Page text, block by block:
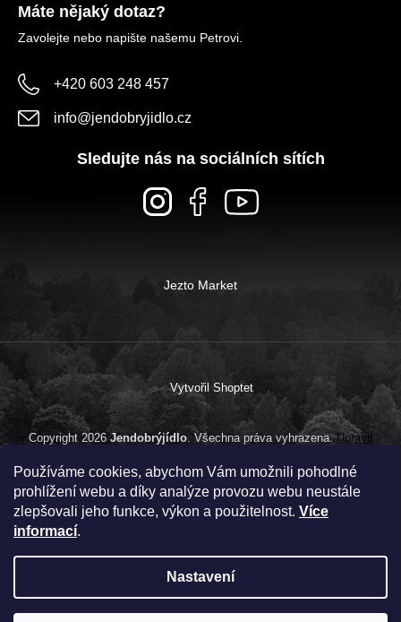
Používáme cookies, abychom Vám umožnili pohodlné
prohlížení webu a díky analýze provozu webu neustále
zlepšovali jeho funkce, výkon a použitelnost. Více
informací.
Nastavení
Máte nějaký dotaz?
Zavolejte nebo napište našemu Petrovi.
+420 603 248 457
info@jendobryjidlo.cz
Sledujte nás na sociálních sítích
Jezto Market
Vytvořil Shoptet
Copyright 2026 Jendobrýjídlo. Všechna práva vyhrazena.Upravit